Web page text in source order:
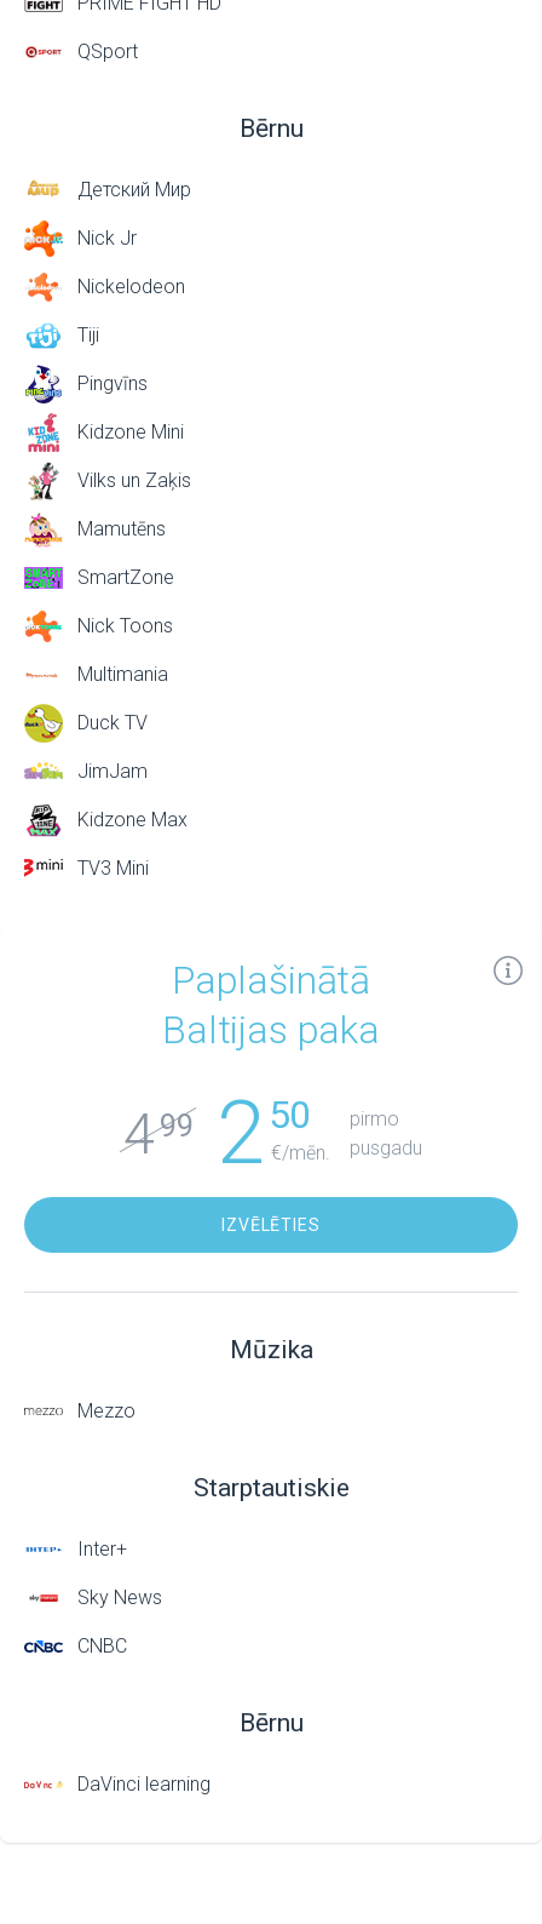
QSport
Bērnu
Детский Мир
Nick Jr
Nickelodeon
Tiji
Pingvīns
Kidzone Mini
Vilks un Zaķis
Mamutēns
SmartZone
Nick Toons
Multimania
Duck TV
JimJam
Kidzone Max
TV3 Mini
Paplašinātā
Baltijas paka
499 2 50
€/mēn.
pirmo
pusgadu
IZVĒLĒTIES
Mūzika
Mezzo
Starptautiskie
Inter+
Sky News
CNBC
Bērnu
DaVinci learning